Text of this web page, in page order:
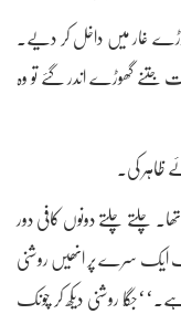
میں داخل کر دیے۔
جتنے گھوڑے اندر گئے تو وہ
ظاہر کی۔
چلتے چلتے دونوں کافی دور
ایک سرے پر انھیں روشنی
روشنی دیکھ کر چونک